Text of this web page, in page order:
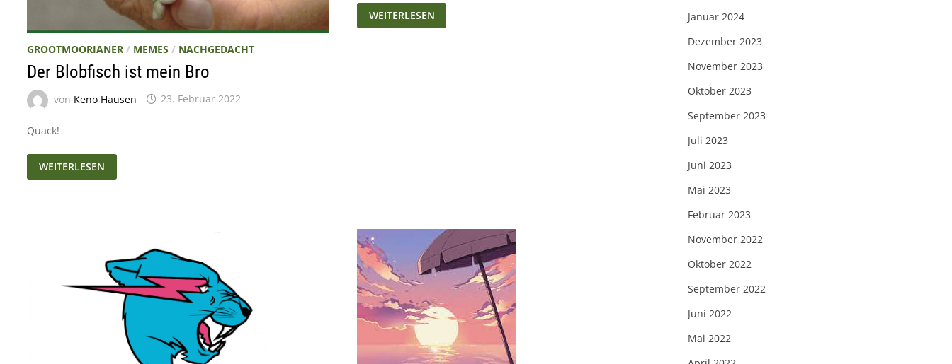
GROOTMOORIANER / MEMES / NACHGEDACHT
Der Blobfisch ist mein Bro
von Keno Hausen 23. Februar 2022
Quack!
DER
BLOBFISCH
IST
WEITERLESEN
SCHÜLERTIPP:
PREISE
DER
WEITERLESEN
Januar 2024
Dezember 2023
November 2023
Oktober 2023
September 2023
Juli 2023
Juni 2023
Mai 2023
Februar 2023
November 2022
Oktober 2022
September 2022
Juni 2022
Mai 2022